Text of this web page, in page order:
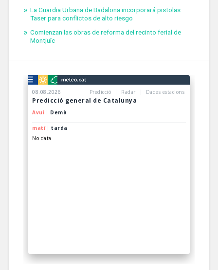
La Guardia Urbana de Badalona incorporará pistolas
Taser para conflictos de alto riesgo
Comienzan las obras de reforma del recinto ferial de
Montjuïc